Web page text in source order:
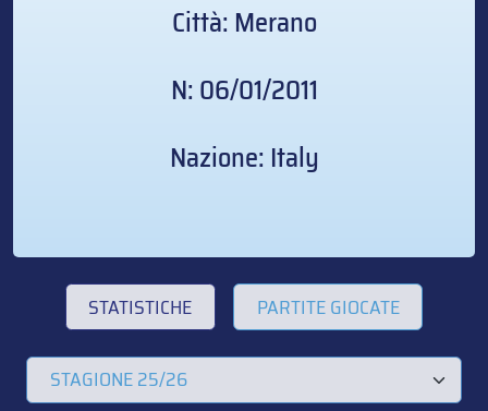
Città: Merano
N: 06/01/2011
Nazione: Italy
STATISTICHE PARTITE GIOCATE